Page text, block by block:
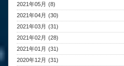
2021年05月 (8)
2021年04月 (30)
2021年03月 (31)
2021年02月 (28)
2021年01月 (31)
2020年12月 (31)